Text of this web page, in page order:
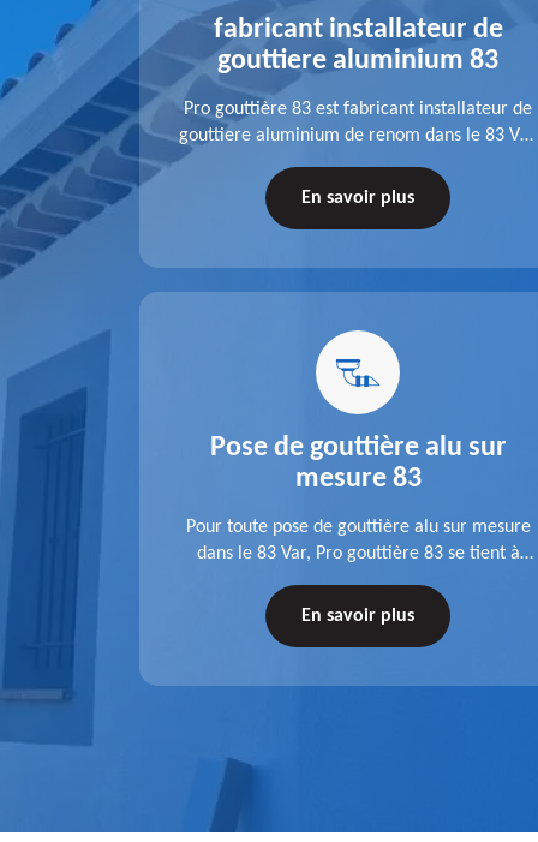
83
ses
Var,
de
de
nous
fabricant installateur de
gouttiere aluminium 83
Pro gouttière 83 est fabricant installateur de
gouttiere aluminium de renom dans le 83 Var.
veille à réaliser des gouttières performantes,
durables et à la hauteur de vos attentes.
En savoir plus
Pose de gouttière alu sur
mesure 83
Pour toute pose de gouttière alu sur mesure
dans le 83 Var, Pro gouttière 83 se tient à
de l'accessoire à installer, faites-nous
En savoir plus